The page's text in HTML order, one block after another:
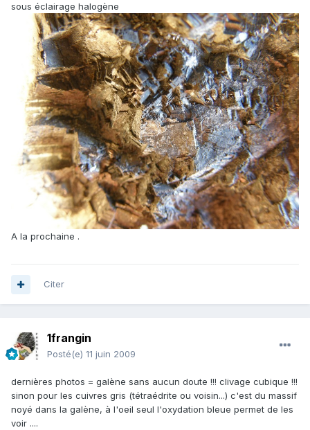
sous éclairage halogène
A la prochaine .
Citer
1frangin
Posté(e) 11 juin 2009
dernières photos = galène sans aucun doute !!! clivage cubique !!!
sinon pour les cuivres gris (tétraédrite ou voisin...) c'est du massif
noyé dans la galène, à l'oeil seul l'oxydation bleue permet de les
voir ....